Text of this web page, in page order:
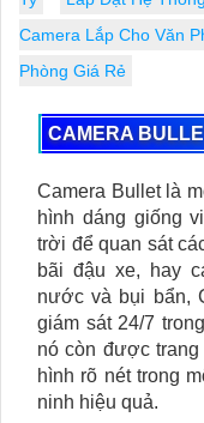
Camera Lắp Cho Văn
Phòng Giá Rẻ
CAMERA
Camera Bullet là
hình dáng giống
trời để quan sát
bãi đậu xe, hay
nước và bụi bẩn,
giám sát 24/7
nó còn được
hình rõ nét trong
ninh hiệu quả.